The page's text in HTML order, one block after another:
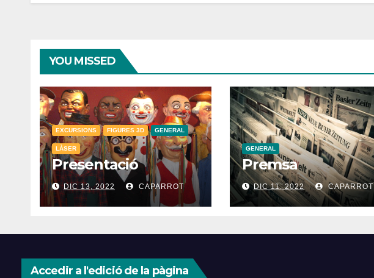
YOU MISSED
EXCURSIONS FIGURES 3D GENERAL
LÀSER
Presentació
DIC 13, 2022 CAPARROT
GENERAL
Premsa
DIC 11, 2022 CAPARROT
Accedir a l'edició de la pàgina